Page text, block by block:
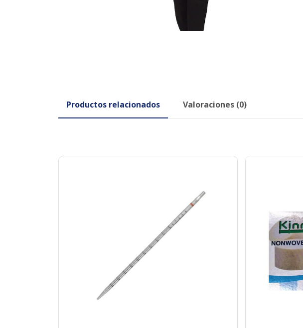
Productos relacionados Valoraciones (0)